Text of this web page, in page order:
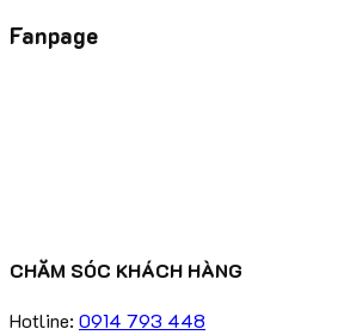
Fanpage
CHĂM SÓC KHÁCH HÀNG
Hotline: 0914 793 448